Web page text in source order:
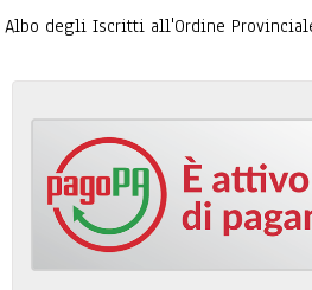
Albo degli Iscritti all'Ordine